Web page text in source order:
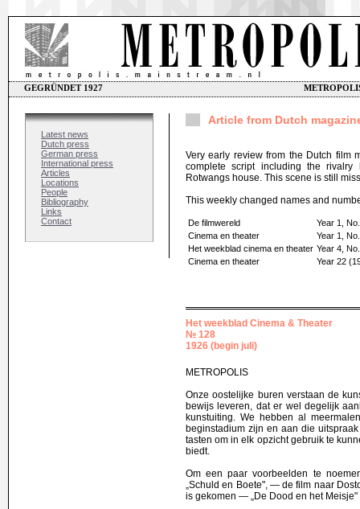
GEGRÜNDET 1927
Latest news
Dutch press
German press
International press
Articles
Locations
People
Bibliography
Links
Contact
Article from Dutch
Very early review from the Dutch film
complete script including the
Rotwangs house. This scene is still
This weekly changed names and
De filmwereld
Year 1,
Cinema en theater
Year 1,
Het weekblad cinema en theater Year 4,
Cinema en theater
Year 22
Het weekblad Cinema & Theater
№ 128
1926 (begin juli)
METROPOLIS
Onze oostelijke buren verstaan de
bewijs leveren, dat er wel degelijk
kunstuiting. We hebben al
beginstadium zijn en aan die
tasten om in elk opzicht gebruik te
biedt.
Om een paar voorbeelden te
„Schuld en Boete", — de film naar
is gekomen — „De Dood en het Meisje"